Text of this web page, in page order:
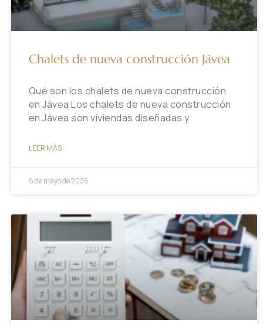
Chalets de nueva construcción Jávea
Qué son los chalets de nueva construcción
en Jávea Los chalets de nueva construcción
en Jávea son viviendas diseñadas y
LEER MÁS
8 de mayo de 2026